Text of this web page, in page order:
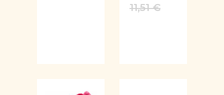
11,51 €